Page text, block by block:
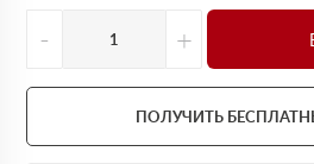
- +
ПОЛУЧИТЬ